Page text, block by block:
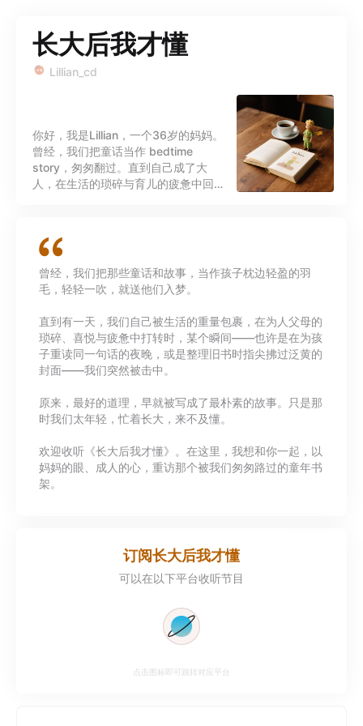
长大后我才懂
Lillian_cd
你好，我是Lillian，一个36岁的妈妈。
曾经，我们把童话当作 bedtime
story，匆匆翻过。直到自己成了大
人，在生活的琐碎与育儿的疲惫中回头
网》里友谊与生命价值的书写，《野兽
国》中孩子汹涌的情绪巨浪……这些童
书，其实是写给我们大人的哲学书。 在
这里，我想和你一起，以妈妈的眼、成
人的心，重读那些经典童书。我们不只
回忆童年，更在故事里打捞智慧，解答
当下关于爱、成长、失去与勇气的困
惑。 欢迎每个在长大路上，偶尔想停下
来喘口气的你。让我们一起发现：原来
最好的老师，就藏在童年的书架上。
【订阅我，收获一份给妈妈的精神回
响】
曾经，我们把那些童话和故事，当作孩子枕边轻盈的羽
毛，轻轻一吹，就送他们入梦。
直到有一天，我们自己被生活的重量包裹，在为人父母的
琐碎、喜悦与疲惫中打转时，某个瞬间——也许是在为孩
子重读同一句话的夜晚，或是整理旧书时指尖拂过泛黄的
封面——我们突然被击中。
原来，最好的道理，早就被写成了最朴素的故事。只是那
时我们太年轻，忙着长大，来不及懂。
欢迎收听《长大后我才懂》。在这里，我想和你一起，以
妈妈的眼、成人的心，重访那个被我们匆匆路过的童年书
架。
订阅长大后我才懂
可以在以下平台收听节目
点击图标即可跳转对应平台